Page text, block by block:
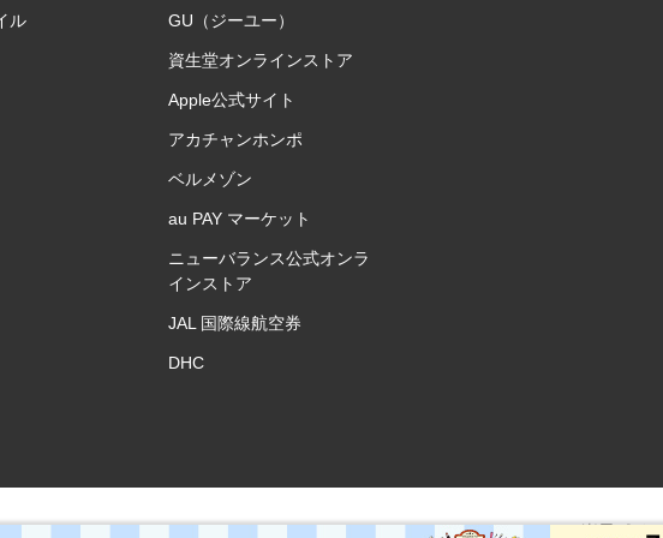
ル GU（ジーユー）
資生堂オンラインストア
Apple公式サイト
アカチャンホンポ
ベルメゾン
au PAY マーケット
ニューバランス公式オンラ
インストア
JAL 国際線航空券
DHC
楽天ポイ